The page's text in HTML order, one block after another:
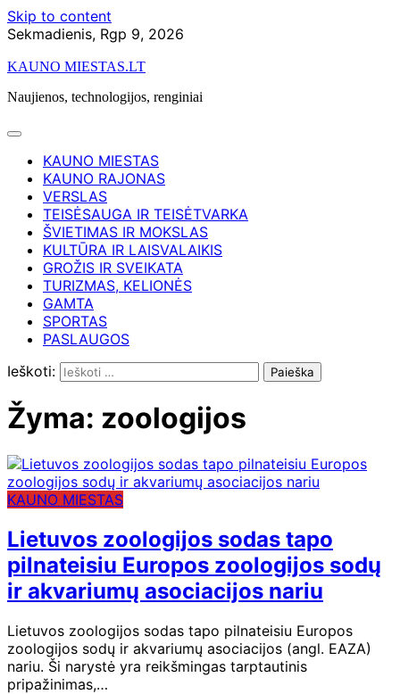
Skip to content
Sekmadienis, Rgp 9, 2026
KAUNO MIESTAS.LT
Naujienos, technologijos, renginiai
KAUNO MIESTAS
KAUNO RAJONAS
VERSLAS
TEISĖSAUGA IR TEISĖTVARKA
ŠVIETIMAS IR MOKSLAS
KULTŪRA IR LAISVALAIKIS
GROŽIS IR SVEIKATA
TURIZMAS, KELIONĖS
GAMTA
SPORTAS
PASLAUGOS
Ieškoti:
Žyma: zoologijos
KAUNO MIESTAS
Lietuvos zoologijos sodas tapo
pilnateisiu Europos zoologijos sodų
ir akvariumų asociacijos nariu
Lietuvos zoologijos sodas tapo pilnateisiu Europos
zoologijos sodų ir akvariumų asociacijos (angl. EAZA)
nariu. Ši narystė yra reikšmingas tarptautinis
pripažinimas,…